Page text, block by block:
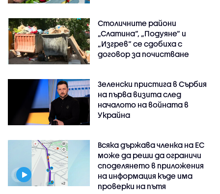
Столичните райони
„Слатина“, „Подуяне“ и
„Изгрев“ се сдобиха с
договор за почистване
Зеленски пристига в Сърбия
на първа визита след
началото на войната в
Украйна
Всяка държава членка на ЕС
може да реши да ограничи
споделянето в приложения
на информация къде има
проверки на пътя